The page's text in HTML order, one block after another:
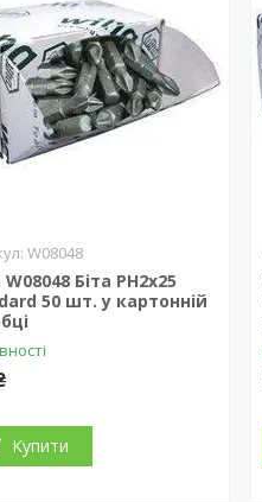
W08048
Біта РН2х25
50 шт. у картонній
Купити